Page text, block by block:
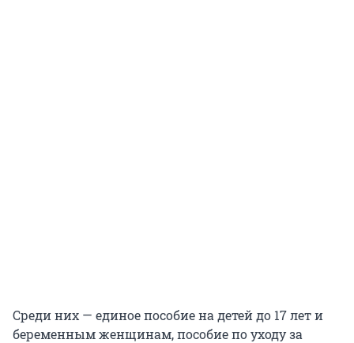
Среди них — единое пособие на детей до 17 лет и
беременным женщинам, пособие по уходу за